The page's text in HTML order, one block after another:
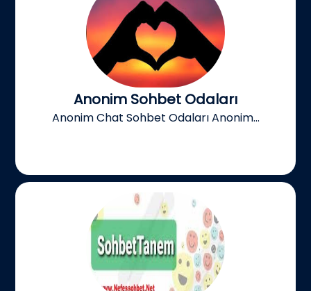
Anonim Sohbet Odaları
Anonim Chat Sohbet Odaları Anonim...